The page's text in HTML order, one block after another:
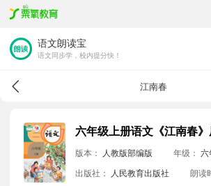
语文朗读宝
语文同步学，校内提分快！
江南春
版本： 人教版部编版 年级： 六
出版社：
人民教育出版社 朗读